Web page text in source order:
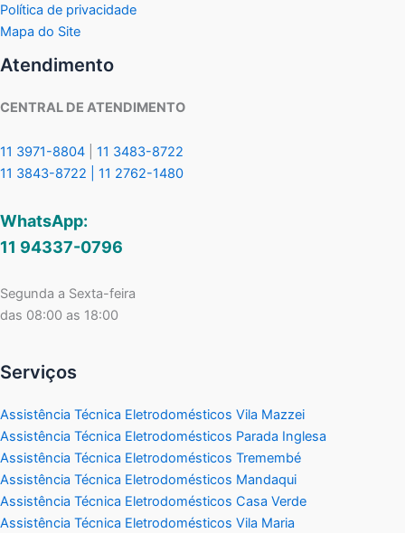
Política de privacidade
Mapa do Site
Atendimento
CENTRAL DE ATENDIMENTO
11 3971-8804
11 3483-8722
11 3843-8722 | 11 2762-1480
WhatsApp:
11 94337-0796
Segunda a Sexta-feira
das 08:00 as 18:00
Serviços
Assistência Técnica Eletrodomésticos Vila Mazzei
Assistência Técnica Eletrodomésticos Parada Inglesa
Assistência Técnica Eletrodomésticos Tremembé
Assistência Técnica Eletrodomésticos Mandaqui
Assistência Técnica Eletrodomésticos Casa Verde
Assistência Técnica Eletrodomésticos Vila Maria